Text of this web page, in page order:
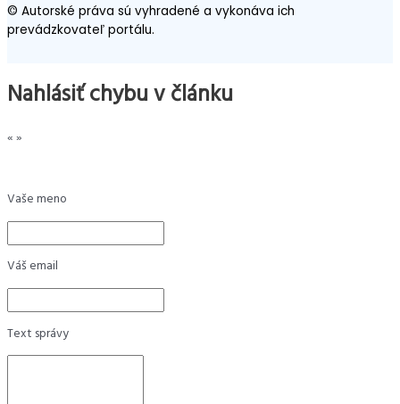
© Autorské práva sú vyhradené a vykonáva ich
prevádzkovateľ portálu.
Nahlásiť chybu v článku
«»
Vaše meno
Váš email
Text správy